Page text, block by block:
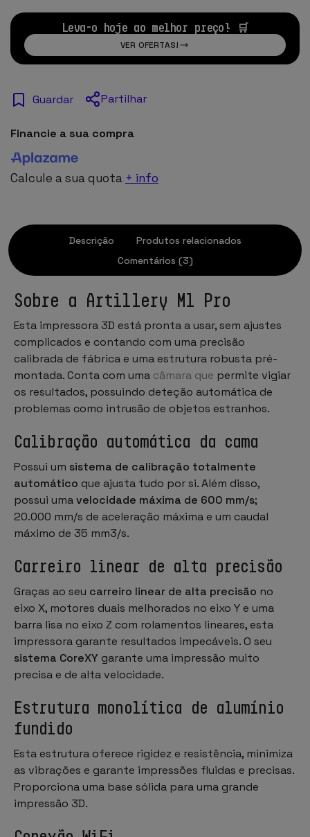
Leva-o hoje ao melhor preço! 🛒
VER OFERTAS!
Guardar Partilhar
Financie a sua compra
Calcule a sua quota + info
Descrição
Produtos relacionados
Comentários (3)
Sobre a Artillery M1 Pro
Esta impressora 3D está pronta a usar, sem ajustes
complicados e contando com uma precisão
calibrada de fábrica e uma estrutura robusta pré-
montada. Conta com uma câmara que permite vigiar
os resultados, possuindo deteção automática de
problemas como intrusão de objetos estranhos.
Calibração automática da cama
Possui um sistema de calibração totalmente
automático que ajusta tudo por si. Além disso,
possui umavelocidade máxima de 600 mm/s;
20.000 mm/s de aceleração máxima e um caudal
máximo de 35 mm3/s.
Carreiro linear de alta precisão
Graças ao seu carreiro linear de alta precisão no
eixo X, motores duais melhorados no eixo Y e uma
barra lisa no eixo Z com rolamentos lineares, esta
impressora garante resultados impecáveis. O seu
sistema CoreXY garante uma impressão muito
precisa e de alta velocidade.
Estrutura monolítica de alumínio
fundido
Esta estrutura oferece rigidez e resistência, minimiza
as vibrações e garante impressões fluidas e precisas.
Proporciona uma base sólida para uma grande
impressão 3D.